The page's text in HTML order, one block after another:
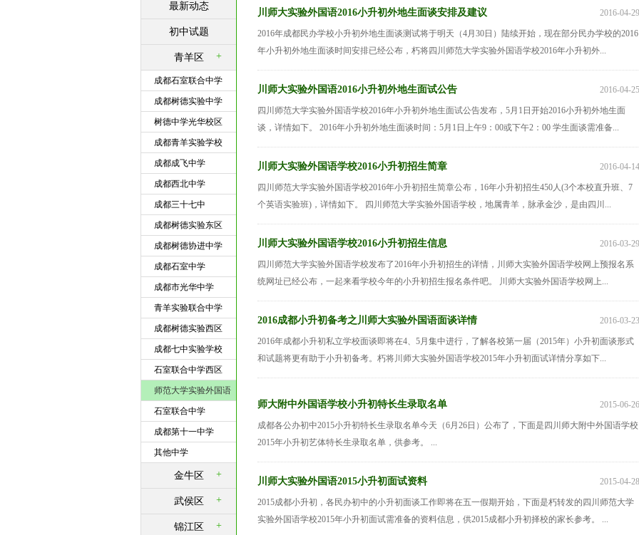
最新动态
初中试题
青羊区 +
成都石室联合中学
成都树德实验中学
树德中学光华校区
成都青羊实验学校
成都成飞中学
成都西北中学
成都三十七中
成都树德实验东区
成都树德协进中学
成都石室中学
成都市光华中学
青羊实验联合中学
成都树德实验西区
成都七中实验学校
石室联合中学西区
师范大学实验外国语
石室联合中学
成都第十一中学
其他中学
金牛区 +
武侯区 +
锦江区 +
2016-04-29
川师大实验外国语2016小升初外地生面谈安排及建议
2016年成都民办学校小升初外地生面谈测试将于明天（4月30日）陆续开始，现在部分民办学校的2016
年小升初外地生面谈时间安排已经公布，朽将四川师范大学实验外国语学校2016年小升初外...
2016-04-25
川师大实验外国语2016小升初外地生面试公告
四川师范大学实验外国语学校2016年小升初外地生面试公告发布，5月1日开始2016小升初外地生面
谈，详情如下。 2016年小升初外地生面谈时间：5月1日上午9：00或下午2：00 学生面谈需准备...
2016-04-14
川师大实验外国语学校2016小升初招生简章
四川师范大学实验外国语学校2016年小升初招生简章公布，16年小升初招生450人(3个本校直升班、7
个英语实验班)，详情如下。 四川师范大学实验外国语学校，地属青羊，脉承金沙，是由四川...
2016-03-29
川师大实验外国语学校2016小升初招生信息
四川师范大学实验外国语学校发布了2016年小升初招生的详情，川师大实验外国语学校网上预报名系
统网址已经公布，一起来看学校今年的小升初招生报名条件吧。 川师大实验外国语学校网上...
2016-03-23
2016成都小升初备考之川师大实验外国语面谈详情
2016年成都小升初私立学校面谈即将在4、5月集中进行，了解各校第一届（2015年）小升初面谈形式
和试题将更有助于小升初备考。朽将川师大实验外国语学校2015年小升初面试详情分享如下...
2015-06-26
师大附中外国语学校小升初特长生录取名单
成都各公办初中2015小升初特长生录取名单今天（6月26日）公布了，下面是四川师大附中外国语学校
2015年小升初艺体特长生录取名单，供参考。 ...
2015-04-28
川师大实验外国语2015小升初面试资料
2015成都小升初，各民办初中的小升初面谈工作即将在五一假期开始，下面是朽转发的四川师范大学
实验外国语学校2015年小升初面试需准备的资料信息，供2015成都小升初择校的家长参考。 ...